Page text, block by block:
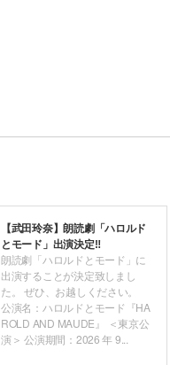
【武田玲奈】朗読劇「ハロルド
とモード」出演決定‼
朗読劇「ハロルドとモード」に
出演することが決定致しまし
た。 ぜひ、お越しください。
公演名：ハロルドとモード『HA
ROLD AND MAUDE』 ＜東京公
演＞ 公演期間：2026 年 9...